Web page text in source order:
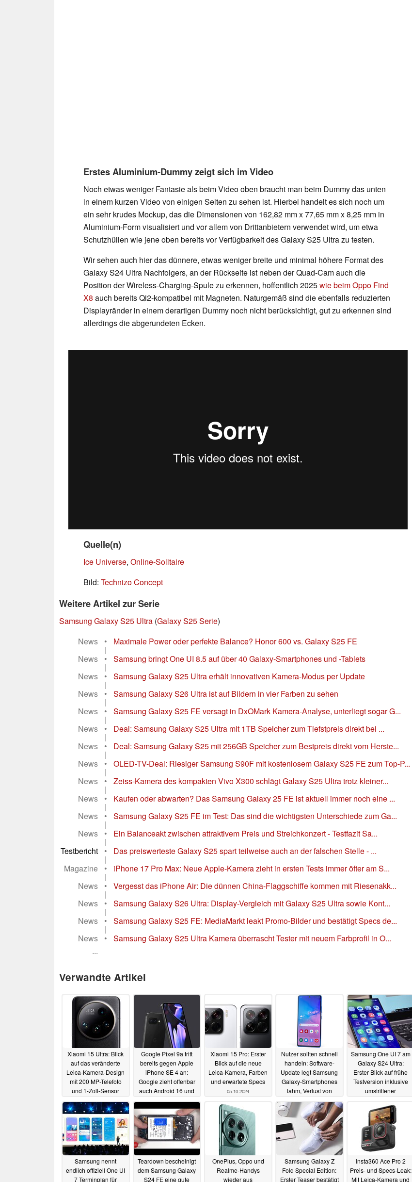
Erstes Aluminium-Dummy zeigt sich im Video
Noch etwas weniger Fantasie als beim Video oben braucht man beim Dummy das unten
in einem kurzen Video von einigen Seiten zu sehen ist. Hierbei handelt es sich noch um
ein sehr krudes Mockup, das die Dimensionen von 162,82 mm x 77,65 mm x 8,25 mm in
Aluminium-Form visualisiert und vor allem von Drittanbietern verwendet wird, um etwa
Schutzhüllen wie jene oben bereits vor Verfügbarkeit des Galaxy S25 Ultra zu testen.
Wir sehen auch hier das dünnere, etwas weniger breite und minimal höhere Format des
Galaxy S24 Ultra Nachfolgers, an der Rückseite ist neben der Quad-Cam auch die
Position der Wireless-Charging-Spule zu erkennen, hoffentlich 2025wie beim Oppo Find
X8 auch bereits Qi2-kompatibel mit Magneten. Naturgemäß sind die ebenfalls reduzierten
Displayränder in einem derartigen Dummy noch nicht berücksichtigt, gut zu erkennen sind
allerdings die abgerundeten Ecken.
Quelle(n)
Ice Universe, Online-Solitaire
Bild: Technizo Concept
Weitere Artikel zur Serie
Samsung Galaxy S25 Ultra (Galaxy S25 Serie)
News
• Maximale Power oder perfekte Balance? Honor 600 vs. Galaxy S25 FE
|
News
• Samsung bringt One UI 8.5 auf über 40 Galaxy-Smartphones und -Tablets
|
News
• Samsung Galaxy S25 Ultra erhält innovativen Kamera-Modus per Update
|
News
• Samsung Galaxy S26 Ultra ist auf Bildern in vier Farben zu sehen
|
News
• Samsung Galaxy S25 FE versagt in DxOMark Kamera-Analyse, unterliegt sogar G...
|
News
• Deal: Samsung Galaxy S25 Ultra mit 1TB Speicher zum Tiefstpreis direkt bei ...
|
News
• Deal: Samsung Galaxy S25 mit 256GB Speicher zum Bestpreis direkt vom Herste...
|
News
• OLED-TV-Deal: Riesiger Samsung S90F mit kostenlosem Galaxy S25 FE zum Top-P...
|
News
• Zeiss-Kamera des kompakten Vivo X300 schlägt Galaxy S25 Ultra trotz kleiner...
|
News
• Kaufen oder abwarten? Das Samsung Galaxy 25 FE ist aktuell immer noch eine ...
|
News
• Samsung Galaxy S25 FE im Test: Das sind die wichtigsten Unterschiede zum Ga...
|
News
• Ein Balanceakt zwischen attraktivem Preis und Streichkonzert - Testfazit Sa...
|
Testbericht
• Das preiswerteste Galaxy S25 spart teilweise auch an der falschen Stelle - ...
|
Magazine
• iPhone 17 Pro Max: Neue Apple-Kamera zieht in ersten Tests immer öfter am S...
|
News
• Vergesst das iPhone Air: Die dünnen China-Flaggschiffe kommen mit Riesenakk...
|
News
• Samsung Galaxy S26 Ultra: Display-Vergleich mit Galaxy S25 Ultra sowie Kont...
|
News
• Samsung Galaxy S25 FE: MediaMarkt leakt Promo-Bilder und bestätigt Specs de...
|
News
•
Samsung Galaxy S25 Ultra Kamera überrascht Tester mit neuem Farbprofil in O...
...
Verwandte Artikel
Xiaomi 15 Ultra: Blick
auf das veränderte
Leica-Kamera-Design
mit 200 MP-Telefoto
und 1-Zoll-Sensor
05.10.2024
Google Pixel 9a tritt
bereits gegen Apple
iPhone SE 4 an:
Google zieht offenbar
auch Android 16 und
05.10.2024
Xiaomi 15 Pro: Erster
Blick auf die neue
Leica-Kamera, Farben
und erwartete Specs
05.10.2024
Nutzer sollten schnell
handeln: Software-
Update legt Samsung
Galaxy-Smartphones
lahm, Verlust von
Kontozugriffen droht
04.10.2024
Samsung One UI 7 am
Galaxy S24 Ultra:
Erster Blick auf frühe
Testversion inklusive
umstrittener
Samsung nennt
endlich offiziell One UI
7 Terminplan für
Teardown bescheinigt
dem Samsung Galaxy
S24 FE eine gute
OnePlus, Oppo und
Realme-Handys
wieder aus
Samsung Galaxy Z
Fold Special Edition:
Erster Teaser bestätigt
Insta360 Ace Pro 2
Preis- und Specs-Leak:
Mit Leica-Kamera und